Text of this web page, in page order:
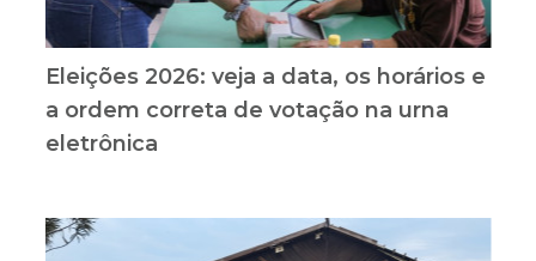
Eleições 2026: veja a data, os horários e
a ordem correta de votação na urna
eletrônica